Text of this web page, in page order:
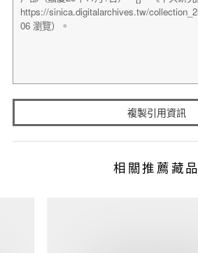
複製引用資訊
相關推薦藏品